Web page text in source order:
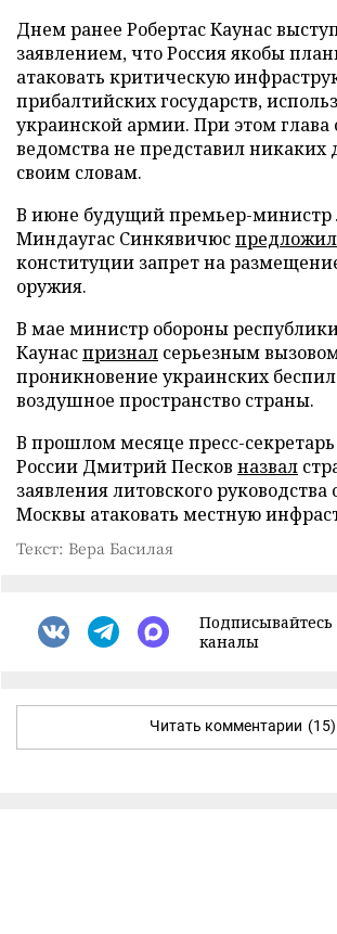
Днем ранее Робертас Каунас
заявлением, что Россия якобы
атаковать критическую
прибалтийских государств,
украинской армии. При этом глава
ведомства не представил никаких
своим словам.
В июне будущий премьер-
Миндаугас Синкявичюспредложил
конституции запрет на
оружия.
В мае министр обороны
Каунаспризнал серьезным
проникновение украинских
воздушное пространство страны.
В прошлом месяце пресс-
России Дмитрий Песков назвал
заявления литовского руководства
Москвы атаковать местную
Текст: Вера Басилая
каналы
Читать комментарии (15)